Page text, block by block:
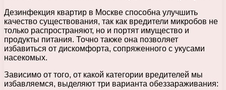
Дезинфекция квартир в Москве способна улучшить
качество существования, так как вредители микробов не
только распространяют, но и портят имущество и
продукты питания. Точно также она позволяет
избавиться от дискомфорта, сопряженного с укусами
насекомых.
Зависимо от того, от какой категории вредителей мы
избавляемся, выделяют три варианта обеззараживания: